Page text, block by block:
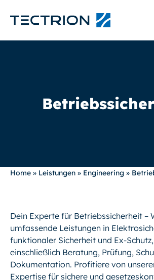
Home » Leistungen » Engineering »
Dein Experte für Betriebssicherheit –
umfassende Leistungen in
funktionaler Sicherheit und Ex-Schutz,
einschließlich Beratung, Prüfung,
Dokumentation. Profitiere von
Expertise für sichere und